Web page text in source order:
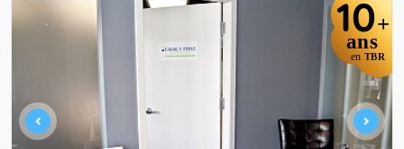
10+
ans
en TBR